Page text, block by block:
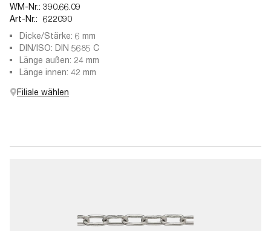
WM-Nr.: 390.66.09
Art-Nr.: 622090
Dicke/Stärke: 6 mm
DIN/ISO: DIN 5685 C
Länge außen: 24 mm
Länge innen: 42 mm
Filiale wählen